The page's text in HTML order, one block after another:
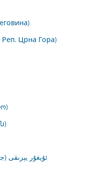
Реп. Црна Гора)
ئۇيغۇر يېزىقى